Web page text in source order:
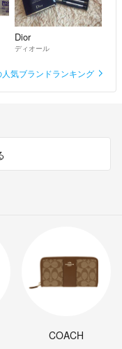
Dior
ディオール
人気ブランドランキング
COACH